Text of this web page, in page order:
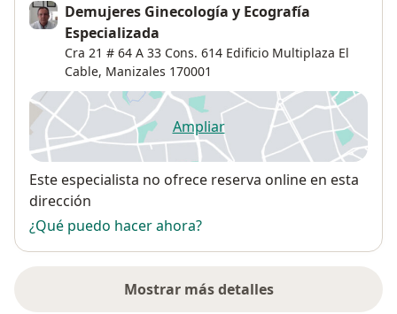
Demujeres Ginecología y Ecografía
Especializada
Cra 21 # 64 A 33 Cons. 614 Edificio Multiplaza El
Cable, Manizales 170001
Ampliarse abre en una nueva
Disponibilidad
Este especialista no ofrece reserva online en esta
dirección
¿Qué puedo hacer ahora?
Mostrar más detalles
sobre la dirección